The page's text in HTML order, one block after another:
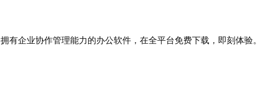
拥有企业协作管理能力的办公软件，在全平台免费下载，即刻体验。